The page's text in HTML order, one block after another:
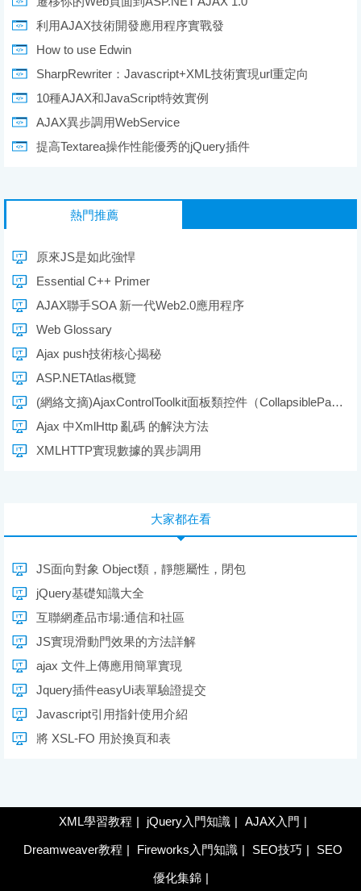
利用AJAX技術開發應用程序實戰發
How to use Edwin
SharpRewriter：Javascript+XML技術實現url重定向
10種AJAX和JavaScript特效實例
AJAX異步調用WebService
提高Textarea操作性能優秀的jQuery插件
熱門推薦
原來JS是如此強悍
Essential C++ Primer
AJAX聯手SOA 新一代Web2.0應用程序
Web Glossary
Ajax push技術核心揭秘
ASP.NETAtlas概覽
(網絡文摘)AjaxControlToolkit面板類控件（CollapsiblePanel,DragPanel,Tabs）
Ajax 中XmlHttp 亂碼 的解決方法
XMLHTTP實現數據的異步調用
大家都在看
JS面向對象 Object類，靜態屬性，閉包
jQuery基礎知識大全
互聯網產品市場:通信和社區
JS實現滑動門效果的方法詳解
ajax 文件上傳應用簡單實現
Jquery插件easyUi表單驗證提交
Javascript引用指針使用介紹
將 XSL-FO 用於換頁和表
XML學習教程 | jQuery入門知識 | AJAX入門 |
Dreamweaver教程 | Fireworks入門知識 | SEO技巧 | SEO
優化集錦 |